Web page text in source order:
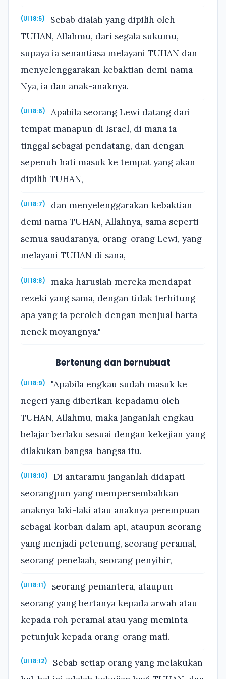
(Ul 18:5)
Sebab dialah yang dipilih oleh
TUHAN, Allahmu, dari segala sukumu,
supaya ia senantiasa melayani TUHAN dan
menyelenggarakan kebaktian demi nama-
Nya, ia dan anak-anaknya.
(Ul 18:6)
Apabila seorang Lewi datang dari
tempat manapun di Israel, di mana ia
tinggal sebagai pendatang, dan dengan
sepenuh hati masuk ke tempat yang akan
dipilih TUHAN,
(Ul 18:7)
dan menyelenggarakan kebaktian
demi nama TUHAN, Allahnya, sama seperti
semua saudaranya, orang-orang Lewi, yang
melayani TUHAN di sana,
(Ul 18:8)
maka haruslah mereka mendapat
rezeki yang sama, dengan tidak terhitung
apa yang ia peroleh dengan menjual harta
nenek moyangnya."
Bertenung dan bernubuat
(Ul 18:9)
"Apabila engkau sudah masuk ke
negeri yang diberikan kepadamu oleh
TUHAN, Allahmu, maka janganlah engkau
belajar berlaku sesuai dengan kekejian yang
dilakukan bangsa-bangsa itu.
(Ul 18:10)
Di antaramu janganlah didapati
seorangpun yang mempersembahkan
anaknya laki-laki atau anaknya perempuan
sebagai korban dalam api, ataupun seorang
yang menjadi petenung, seorang peramal,
seorang penelaah, seorang penyihir,
(Ul 18:11)
seorang pemantera, ataupun
seorang yang bertanya kepada arwah atau
kepada roh peramal atau yang meminta
petunjuk kepada orang-orang mati.
(Ul 18:12)
Sebab setiap orang yang melakukan